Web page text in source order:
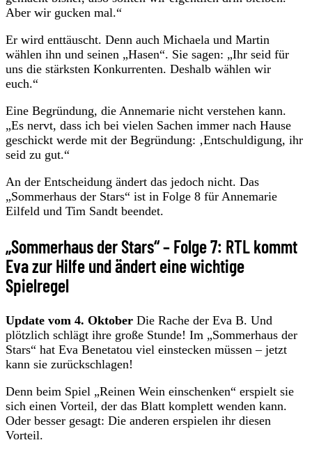
Aber wir gucken mal.“
Er wird enttäuscht. Denn auch Michaela und Martin
wählen ihn und seinen „Hasen“. Sie sagen: „Ihr seid für
uns die stärksten Konkurrenten. Deshalb wählen wir
euch.“
Eine Begründung, die Annemarie nicht verstehen kann.
„Es nervt, dass ich bei vielen Sachen immer nach Hause
geschickt werde mit der Begründung: ‚Entschuldigung, ihr
seid zu gut.“
An der Entscheidung ändert das jedoch nicht. Das
„Sommerhaus der Stars“ ist in Folge 8 für Annemarie
Eilfeld und Tim Sandt beendet.
„Sommerhaus der Stars“ – Folge 7: RTL kommt
Eva zur Hilfe und ändert eine wichtige
Spielregel
Update vom 4. Oktober Die Rache der Eva B. Und
plötzlich schlägt ihre große Stunde! Im „Sommerhaus der
Stars“ hat Eva Benetatou viel einstecken müssen – jetzt
kann sie zurückschlagen!
Denn beim Spiel „Reinen Wein einschenken“ erspielt sie
sich einen Vorteil, der das Blatt komplett wenden kann.
Oder besser gesagt: Die anderen erspielen ihr diesen
Vorteil.